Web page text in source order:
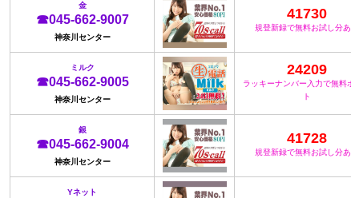
金
☎045-662-9007
神奈川センター
41730
規登新録で無料お試し分あり
ミルク
☎045-662-9005
神奈川センター
24209
ラッキーナンバー入力で無料ポ
ト
銀
☎045-662-9004
神奈川センター
41728
規登新録で無料お試し分あり
Yネット